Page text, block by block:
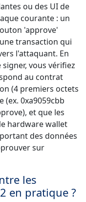
ou des UI de
courante : un
'approve'
transaction qui
l'attaquant. En
vous vérifiez
au contrat
(4 premiers octets
(ex. 0xa9059cbb
et que les
hardware wallet
des données
sur
les
en pratique ?